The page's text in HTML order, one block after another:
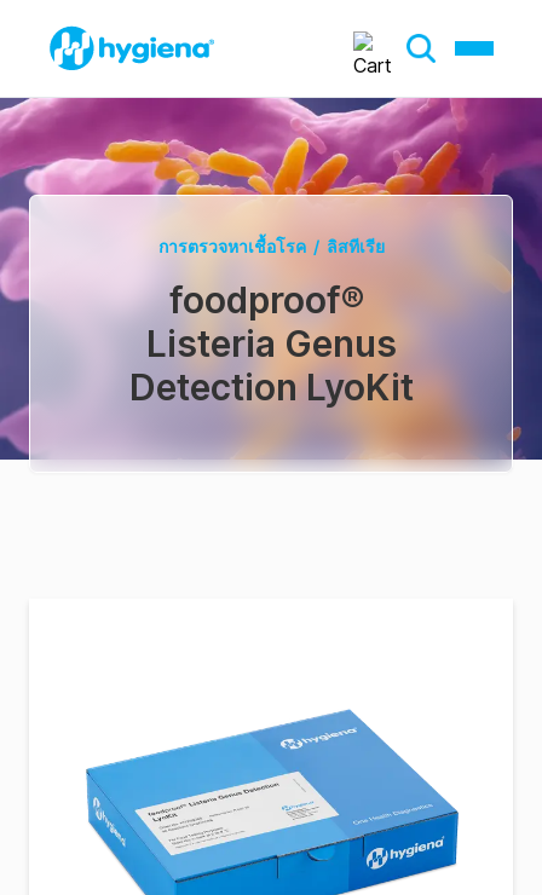
การตรวจหาเชื้อโรค / ลิสทีเรีย
foodproof®
Listeria Genus
Detection LyoKit